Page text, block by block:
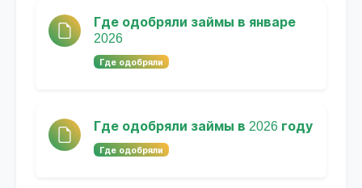
Где одобряли займы в январе
2026
Где одобряли
Где одобряли займы в 2026 году
Где одобряли